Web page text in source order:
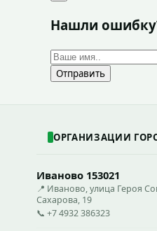
Нашли
Отправить
ОРГАНИЗАЦИИ
Иваново 153021
📍 Иваново, улица Героя
Сахарова, 19
📞 +7 4932 386323